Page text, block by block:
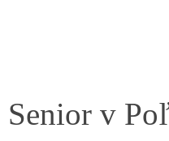
Senior v